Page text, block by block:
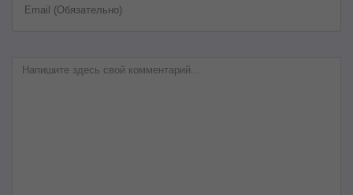
Email (Обязательно)